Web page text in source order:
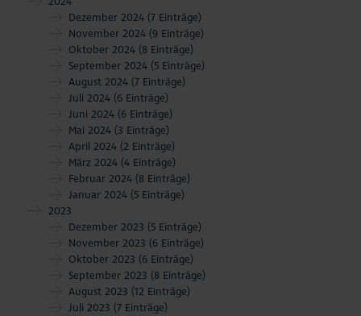
Dezember 2024 (7 Einträge)
November 2024 (9 Einträge)
Oktober 2024 (8 Einträge)
September 2024 (5 Einträge)
August 2024 (7 Einträge)
Juli 2024 (6 Einträge)
Juni 2024 (6 Einträge)
Mai 2024 (3 Einträge)
April 2024 (2 Einträge)
März 2024 (4 Einträge)
Februar 2024 (8 Einträge)
Januar 2024 (5 Einträge)
2023
Dezember 2023 (5 Einträge)
November 2023 (6 Einträge)
Oktober 2023 (6 Einträge)
September 2023 (8 Einträge)
August 2023 (12 Einträge)
Juli 2023 (7 Einträge)